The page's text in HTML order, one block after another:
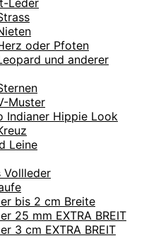
oder Pfoten
und anderer
Muster
Indianer Hippie Look
Leine
Vollleder
bis 2 cm Breite
25 mm EXTRA BREIT
3 cm EXTRA BREIT